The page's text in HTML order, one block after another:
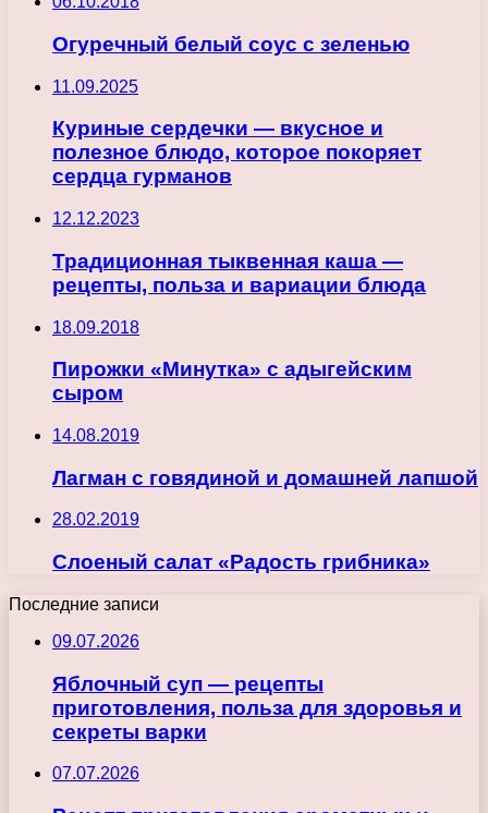
Огуречный белый соус с зеленью
11.09.2025
Куриные сердечки — вкусное и
полезное блюдо, которое покоряет
сердца гурманов
12.12.2023
Традиционная тыквенная каша —
рецепты, польза и вариации блюда
18.09.2018
Пирожки «Минутка» с адыгейским
сыром
14.08.2019
Лагман с говядиной и домашней лапшой
28.02.2019
Слоеный салат «Радость грибника»
Последние записи
09.07.2026
Яблочный суп — рецепты
приготовления, польза для здоровья и
секреты варки
07.07.2026